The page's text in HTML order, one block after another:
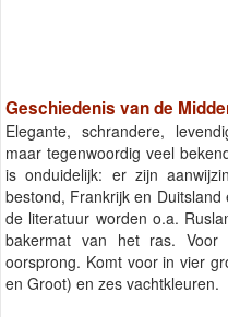
Geschiedenis van de
Elegante, schrandere,
maar tegenwoordig veel
is onduidelijk: er zijn
bestond, Frankrijk en
de literatuur worden o.a.
bakermat van het ras.
oorsprong. Komt voor in vier
en Groot) en zes vachtkleuren.